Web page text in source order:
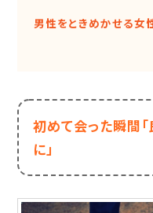
男性をときめかせる女
初めて会った瞬間
に」